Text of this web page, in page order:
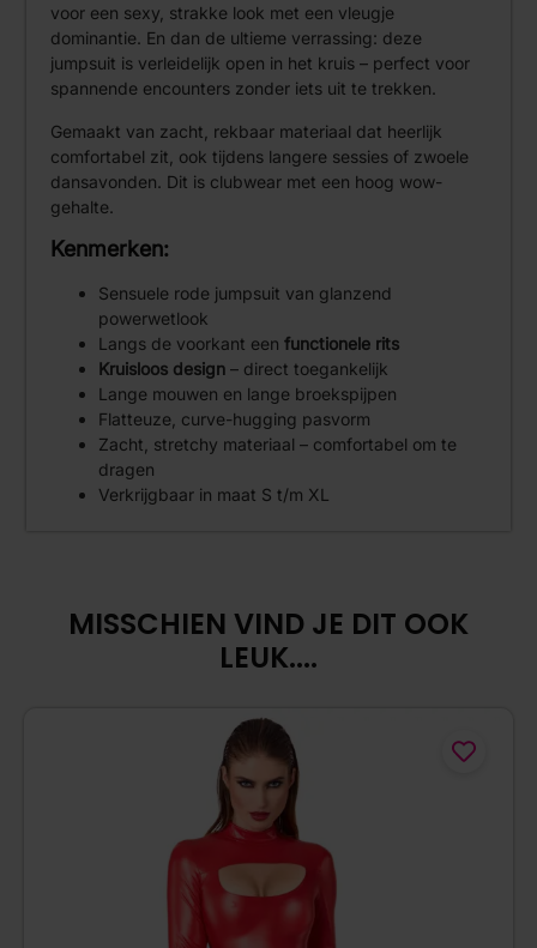
voor een sexy, strakke look met een vleugje
dominantie. En dan de ultieme verrassing: deze
jumpsuit is verleidelijk open in het kruis – perfect voor
spannende encounters zonder iets uit te trekken.
Gemaakt van zacht, rekbaar materiaal dat heerlijk
comfortabel zit, ook tijdens langere sessies of zwoele
dansavonden. Dit is clubwear met een hoog wow-
gehalte.
Kenmerken:
Sensuele rode jumpsuit van glanzend
powerwetlook
Langs de voorkant eenfunctionele rits
Kruisloos design – direct toegankelijk
Lange mouwen en lange broekspijpen
Flatteuze, curve-hugging pasvorm
Zacht, stretchy materiaal – comfortabel om te
dragen
Verkrijgbaar in maat S t/m XL
MISSCHIEN VIND JE DIT OOK
LEUK....